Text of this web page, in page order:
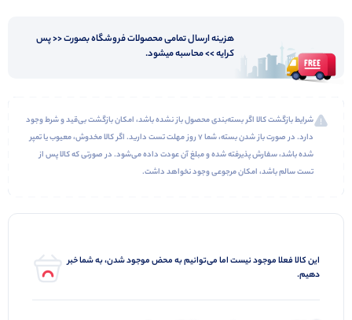
هزینه ارسال تمامی محصولات فروشگاه بصورت << پس
کرایه >> محاسبه میشود.
شرایط بازگشت کالا اگر بسته‌بندی محصول باز نشده باشد، امکان بازگشت بی‌قید و شرط وجود
دارد. در صورت باز شدن بسته، شما ۷ روز مهلت تست دارید. اگر کالا مخدوش، معیوب یا تمپر
شده باشد، سفارش پذیرفته شده و مبلغ آن عودت داده می‌شود. در صورتی که کالا پس از
تست سالم باشد، امکان مرجوعی وجود نخواهد داشت.
این کالا فعلا موجود نیست اما می‌توانیم به محض موجود شدن، به شما خبر
دهیم.